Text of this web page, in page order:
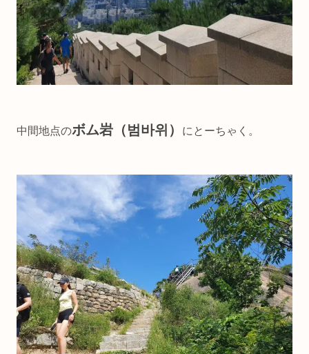
中間地点のボム岩（범바위） にとーちゃく。